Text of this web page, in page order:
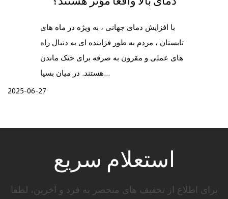
با افزایش دمای جهانی ، به ویژه در ماه های
تابستان ، مردم به طور فزاینده ای به دنبال راه
های عملی و مقرون به صرفه برای خنک ماندن
هستند. در میان بسیا...
2025-06-27
استعلام سریع
برای اطلاع از تخفیف های منحصر به فرد و آخرین، لطفا